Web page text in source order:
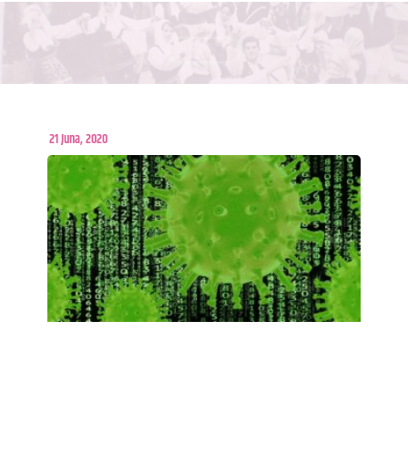
21 Juna, 2020